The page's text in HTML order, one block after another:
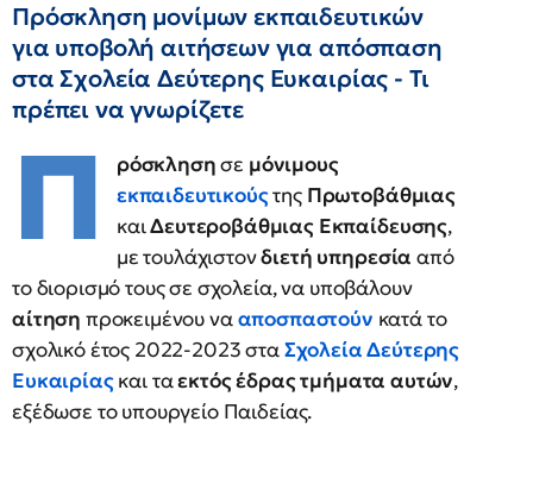
Πρόσκληση μονίμων εκπαιδευτικών
για υποβολή αιτήσεων για απόσπαση
στα Σχολεία Δεύτερης Ευκαιρίας - Τι
πρέπει να γνωρίζετε
Π ρόσκλησησε μόνιμους
εκπαιδευτικούςτης Πρωτοβάθμιας
καιΔευτεροβάθμιας Εκπαίδευσης,
με τουλάχιστονδιετή υπηρεσία από
το διορισμό τους σε σχολεία, να υποβάλουν
αίτηση προκειμένου νααποσπαστούν κατά το
σχολικό έτος 2022-2023 σταΣχολεία Δεύτερης
Ευκαιρίαςκαι ταεκτός έδρας τμήματα αυτών,
εξέδωσε το υπουργείο Παιδείας.